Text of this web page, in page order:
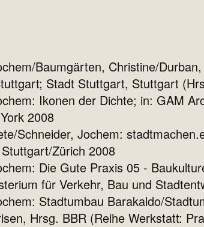
Baumgärten, Christine/
Stadt Stuttgart, Stuttgart
Ikonen der Dichte; in: GAM
2008
Schneider, Jochem:
Zürich 2008
Die Gute Praxis 05 -
für Verkehr, Bau und
Stadtumbau Barakaldo/
Hrsg. BBR (Reihe Werkstatt: